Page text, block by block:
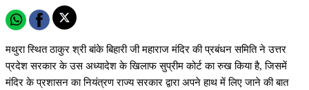
मथुरा स्थित ठाकुर श्री बांके बिहारी जी महाराज मंदिर की प्रबंधन समिति ने उत्तर
प्रदेश सरकार के उस अध्यादेश के खिलाफ सुप्रीम कोर्ट का रुख किया है, जिसमें
मंदिर के प्रशासन का नियंत्रण राज्य सरकार द्वारा अपने हाथ में लिए जाने की बात